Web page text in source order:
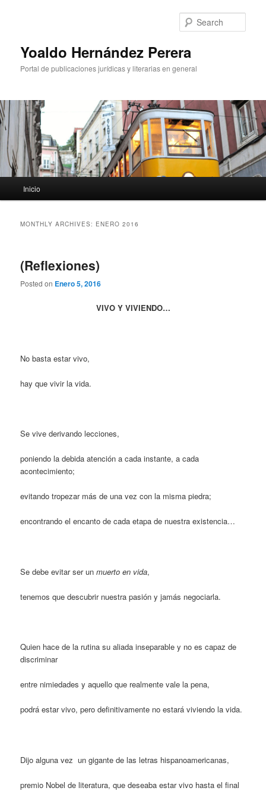
Yoaldo Hernández Perera
Portal de publicaciones jurídicas y literarias en general
Skip to primary content
Skip to secondary content
Inicio
MONTHLY ARCHIVES: ENERO 2016
(Reflexiones)
Posted on Enero 5, 2016
VIVO Y VIVIENDO…
No basta estar vivo,
hay que vivir la vida.
Se vive derivando lecciones,
poniendo la debida atención a cada instante, a cada
acontecimiento;
evitando tropezar más de una vez con la misma piedra;
encontrando el encanto de cada etapa de nuestra existencia…
Se debe evitar ser unmuerto en vida,
tenemos que descubrir nuestra pasión y jamás negociarla.
Quien hace de la rutina su aliada inseparable y no es capaz de
discriminar
entre nimiedades y aquello que realmente vale la pena,
podrá estar vivo, pero definitivamente no estará viviendo la vida.
Dijo alguna vez un gigante de las letras hispanoamericanas,
premio Nobel de literatura, que deseaba estar vivo hasta el final